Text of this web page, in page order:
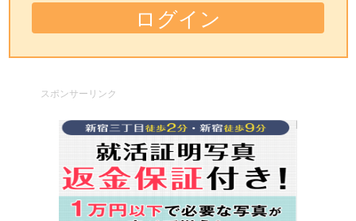
スポンサーリンク